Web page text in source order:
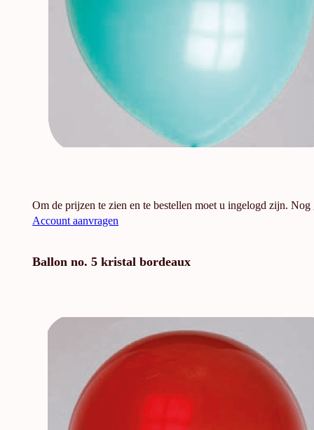
Om de prijzen te zien en te bestellen moet u ingelogd zijn. Nog
Account aanvragen
Ballon no. 5 kristal bordeaux